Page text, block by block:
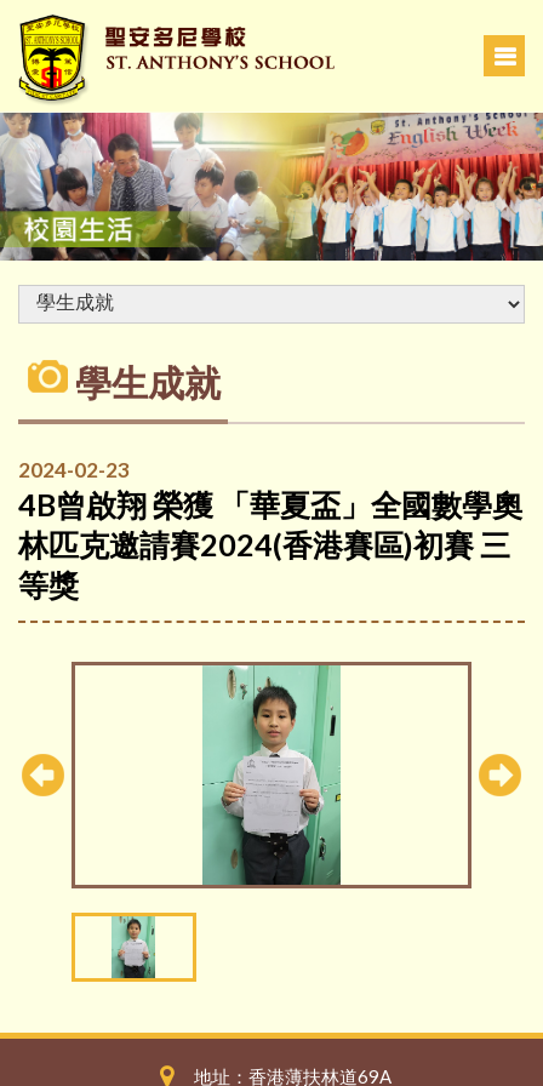
學生成就
2024-02-23
4B曾啟翔 榮獲 「華夏盃」全國數學奧
林匹克邀請賽2024(香港賽區)初賽 三
等獎
地址：香港薄扶林道69A